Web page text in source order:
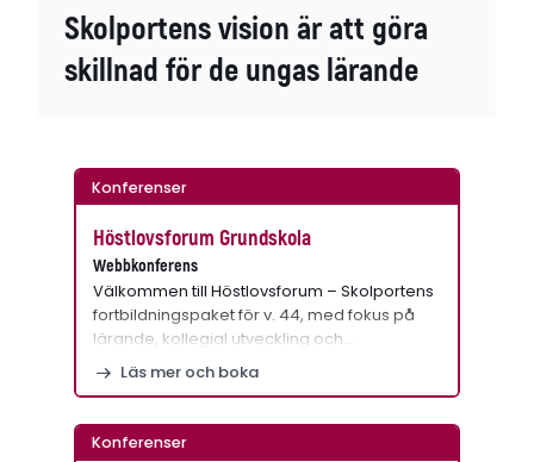
Skolportens vision är att göra
skillnad för de ungas lärande
Konferenser
Höstlovsforum Grundskola
Webbkonferens
Välkommen till Höstlovsforum – Skolportens
fortbildningspaket för v. 44, med fokus på
lärande, kollegial utveckling och…
Läs mer och boka
Konferenser